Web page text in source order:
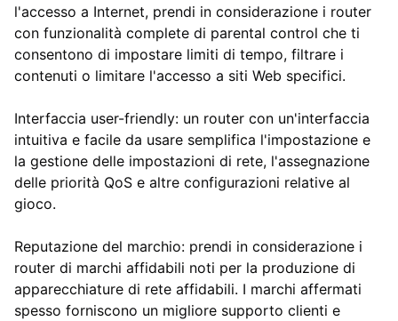
l'accesso a Internet, prendi in considerazione i router
con funzionalità complete di parental control che ti
consentono di impostare limiti di tempo, filtrare i
contenuti o limitare l'accesso a siti Web specifici.
Interfaccia user-friendly: un router con un'interfaccia
intuitiva e facile da usare semplifica l'impostazione e
la gestione delle impostazioni di rete, l'assegnazione
delle priorità QoS e altre configurazioni relative al
gioco.
Reputazione del marchio: prendi in considerazione i
router di marchi affidabili noti per la produzione di
apparecchiature di rete affidabili. I marchi affermati
spesso forniscono un migliore supporto clienti e